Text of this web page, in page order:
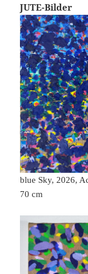
JUTE-Bilder
blue Sky, 2026,
70 cm